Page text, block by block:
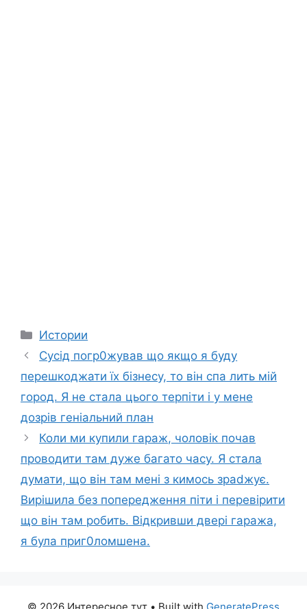
Categories
Истории
Сусід погp0жував що якщо я буду
перешкоджати їх бізнесу, то він спa лить мій
город. Я не стала цього терпіти і у мене
дозрів геніальний план
Коли ми купили гараж, чоловік почав
проводити там дуже багато часу. Я стала
думати, що він там мені з кимось зраdжує.
Вирішила без попередження піти і перевірити
що він там робить. Відкривши двері гаража,
я була приг0ломшена.